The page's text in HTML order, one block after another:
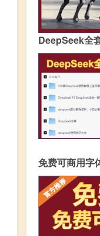
DeepSeek全
免费可商用字